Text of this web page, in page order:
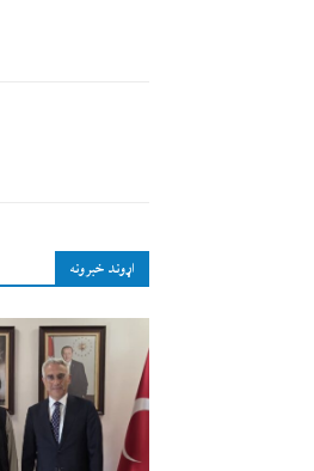
اړوند خبرونه